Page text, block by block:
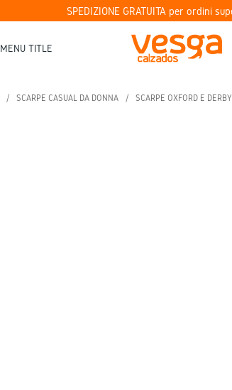
SPEDIZIONE GRATUITA per ordini
MENU TITLE
SCARPE CASUAL DA DONNA SCARPE OXFORD E